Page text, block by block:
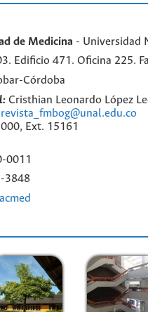
de Medicina - Universidad
Edificio 471. Oficina 225.
Córdoba
Cristhian Leonardo López
revista_fmbog@unal.edu.co
Ext. 15161
0011
3848